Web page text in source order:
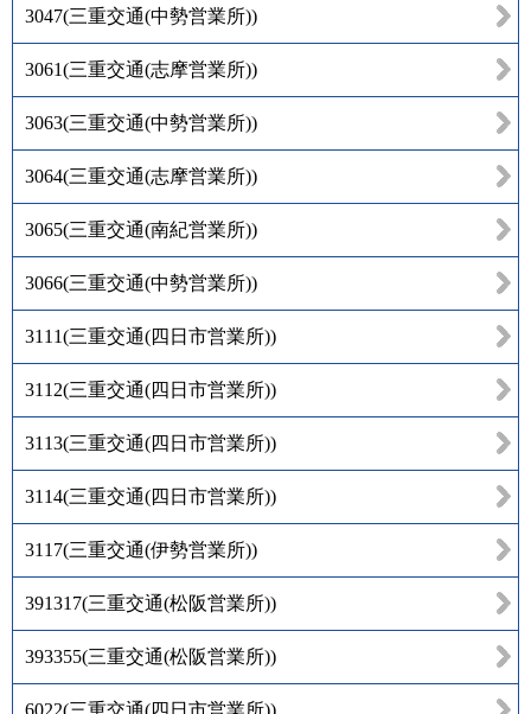
3047(三重交通(中勢営業所))
3061(三重交通(志摩営業所))
3063(三重交通(中勢営業所))
3064(三重交通(志摩営業所))
3065(三重交通(南紀営業所))
3066(三重交通(中勢営業所))
3111(三重交通(四日市営業所))
3112(三重交通(四日市営業所))
3113(三重交通(四日市営業所))
3114(三重交通(四日市営業所))
3117(三重交通(伊勢営業所))
391317(三重交通(松阪営業所))
393355(三重交通(松阪営業所))
6022(三重交通(四日市営業所))